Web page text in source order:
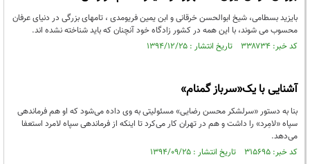
بایزید بسطامی، شیخ ابوالحسن خرقانی و ابن یمین فریومدی ، تامهای بزرگی در دنیای عرفان
محسوب می شوند، با این همه در کشور زادگاه خود آنچنان که باید شناخته نشده اند.
کد خبر: ۳۳۸۷۳۴ تاریخ انتشار : ۱۳۹۴/۱۲/۲۵
آشنایی با یک«سرباز گمنام»
بنا به دستور «سرلشکر محسن رضایی» مسئولیتی به وی داده می‌شود که او هم فرماندهی
سپاه «لامِرد» را داشت و هم در تهران کار می‌کرد تا اینکه از فرماندهی سپاه لامرد استعفا
می‌دهد.
کد خبر: ۳۱۵۶۹۵ تاریخ انتشار : ۱۳۹۴/۰۹/۲۵